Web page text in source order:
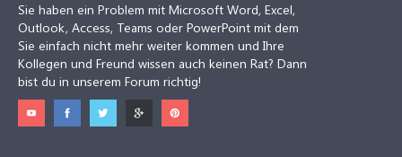
Sie haben ein Problem mit Microsoft Word, Excel,
Outlook, Access, Teams oder PowerPoint mit dem
Sie einfach nicht mehr weiter kommen und Ihre
Kollegen und Freund wissen auch keinen Rat? Dann
bist du in unserem Forum richtig!